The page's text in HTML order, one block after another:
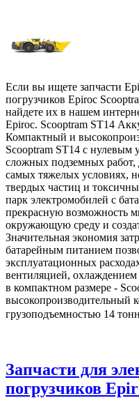
Если вы ищете запчасти
погрузчиков Epiroc
найдете их в нашем
Epiroc. Scooptram ST14
Компактный и
Scooptram ST14 с нулевым
сложных подземных работ,
самых тяжелых условиях,
твердых частиц и
парк электромобилей с
прекрасную возможность
окружающую среду и
Значительная экономия
батарейным питанием
эксплуатационных
вентиляцией,
в компактном размере -
высокопроизводительный
грузоподъемностью 14
Запчасти для
погрузчиков